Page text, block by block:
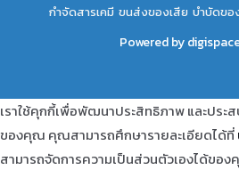
กำจัดสารเคมี ขนส่งของเสีย บำบัดขอ
Powered by
เราใช้คุกกี้เพื่อพัฒนาประสิทธิภาพ และประ
ของคุณ คุณสามารถศึกษารายละเอียดได้ที่
สามารถจัดการความเป็นส่วนตัวเองได้ขอ